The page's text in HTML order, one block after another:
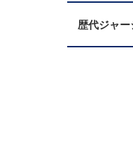
歴代ジャー